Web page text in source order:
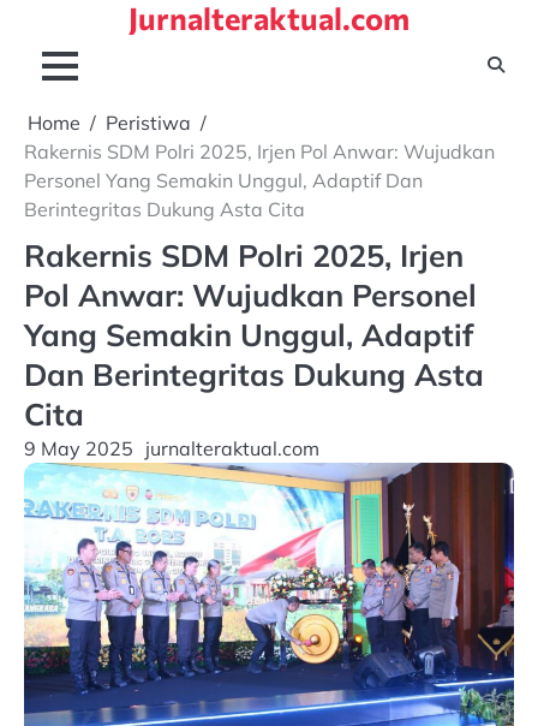
content
Jurnalteraktual.com
Home
Peristiwa
Rakernis SDM Polri 2025, Irjen Pol Anwar: Wujudkan
Personel Yang Semakin Unggul, Adaptif Dan
Berintegritas Dukung Asta Cita
Rakernis SDM Polri 2025, Irjen
Pol Anwar: Wujudkan Personel
Yang Semakin Unggul, Adaptif
Dan Berintegritas Dukung Asta
Cita
9 May 2025 jurnalteraktual.com